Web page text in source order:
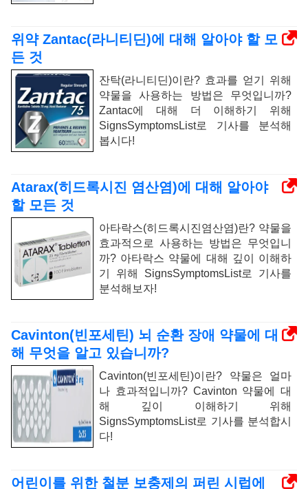
위약 Zantac(라니티딘)에 대해 알아야 할 모
든 것
잔탁(라니티딘)이란? 효과를 얻기 위해
약물을 사용하는 방법은 무엇입니까?
Zantac에 대해 더 이해하기 위해
SignsSymptomsList로 기사를 분석해
봅시다!
Atarax(히드록시진 염산염)에 대해 알아야
할 모든 것
아타락스(히드록시진염산염)란? 약물을
효과적으로 사용하는 방법은 무엇입니
까? 아타락스 약물에 대해 깊이 이해하
기 위해 SignsSymptomsList로 기사를
분석해보자!
Cavinton(빈포세틴) 뇌 순환 장애 약물에 대
해 무엇을 알고 있습니까?
Cavinton(빈포세틴)이란? 약물은 얼마
나 효과적입니까? Cavinton 약물에 대
해 깊이 이해하기 위해
SignsSymptomsList로 기사를 분석합시
다!
어린이를 위한 철분 보충제의 퍼린 시럽에